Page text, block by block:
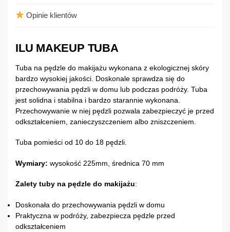
Opinie klientów
ILU MAKEUP TUBA
Tuba na pędzle do makijażu wykonana z ekologicznej skóry
bardzo wysokiej jakości. Doskonale sprawdza się do
przechowywania pędzli w domu lub podczas podróży. Tuba
jest solidna i stabilna i bardzo starannie wykonana.
Przechowywanie w niej pędzli pozwala zabezpieczyć je przed
odkształceniem, zanieczyszczeniem albo zniszczeniem.
Tuba pomieści od 10 do 18 pędzli.
Wymiary: wysokość 225mm, średnica 70 mm
Zalety tuby na pędzle do makijażu:
Doskonała do przechowywania pędzli w domu
Praktyczna w podróży, zabezpiecza pędzle przed
odkształceniem